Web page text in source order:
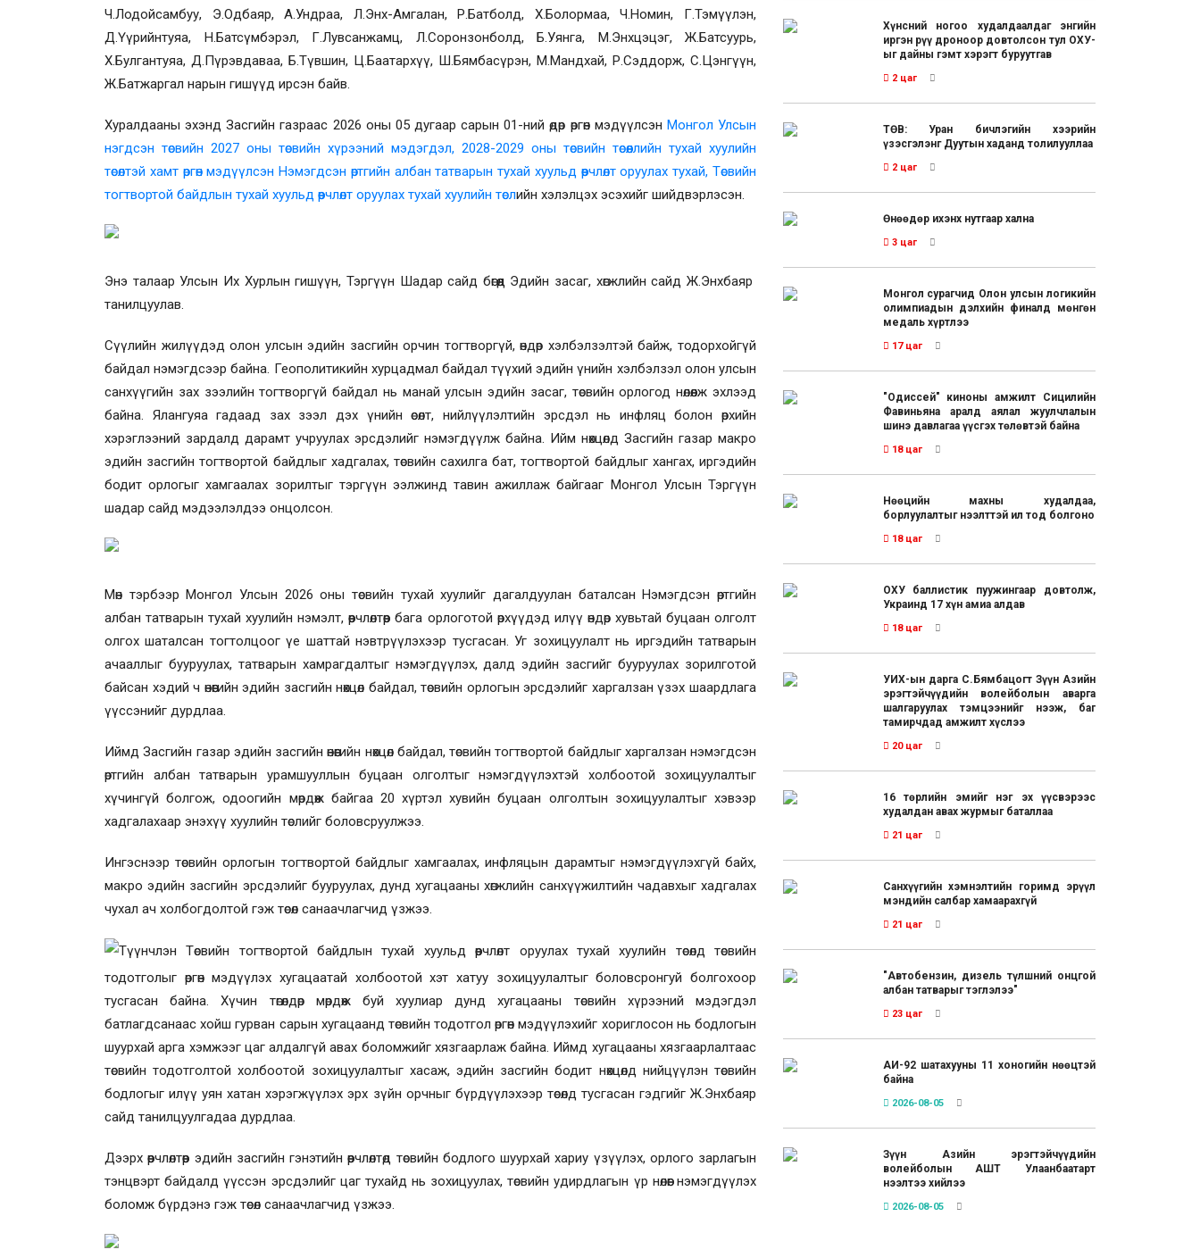
Ч.Лодойсамбуу, Э.Одбаяр, А.Ундраа, Л.Энх-Амгалан, Р.Батболд, Х.Болормаа, Ч.Номин, Г.Тэмүүлэн,
Д.Үүрийнтуяа, Н.Батсүмбэрэл, Г.Лувсанжамц, Л.Соронзонболд, Б.Уянга, М.Энхцэцэг, Ж.Батсуурь,
Х.Булгантуяа, Д.Пүрэвдаваа, Б.Түвшин, Ц.Баатархүү, Ш.Бямбасүрэн, М.Мандхай, Р.Сэддорж, С.Цэнгүүн,
Ж.Батжаргал нарын гишүүд ирсэн байв.
Хуралдааны эхэндЗасгийн газраас 2026 оны 05 дугаар сарын 01-ний өдөр өргөн мэдүүлсэн Монгол Улсын
нэгдсэн төсвийн 2027 оны төсвийн хүрээний мэдэгдэл, 2028-2029 оны төсвийн төсөөллийн тухай хуулийн
төсөлтэй хамт өргөн мэдүүлсэнНэмэгдсэн өртгийн албан татварын тухай хуульд өөрчлөлт оруулах тухай, Төсвийн
тогтвортой байдлын тухай хуульд өөрчлөлт оруулах тухай хуулийн төслийн хэлэлцэх эсэхийг шийдвэрлэсэн.
Энэ талаар Улсын Их Хурлын гишүүн, Тэргүүн Шадар сайд бөгөөд Эдийн засаг, хөгжлийн сайд Ж.Энхбаяр
танилцуулав.
Сүүлийн жилүүдэд олон улсын эдийн засгийн орчин тогтворгүй, өндөр хэлбэлзэлтэй байж, тодорхойгүй
байдал нэмэгдсээр байна. Геополитикийн хурцадмал байдал түүхий эдийн үнийн хэлбэлзэл олон улсын
санхүүгийн зах зээлийн тогтворгүй байдал нь манай улсын эдийн засаг, төсвийн орлогод нөлөөлж эхлээд
байна. Ялангуяа гадаад зах зээл дэх үнийн өсөлт, нийлүүлэлтийн эрсдэл нь инфляц болон өрхийн
хэрэглээний зардалд дарамт учруулах эрсдэлийг нэмэгдүүлж байна. Ийм нөхцөлд Засгийн газар макро
эдийн засгийн тогтвортой байдлыг хадгалах, төсвийн сахилга бат, тогтвортой байдлыг хангах, иргэдийн
бодит орлогыг хамгаалах зорилтыг тэргүүн ээлжинд тавин ажиллаж байгааг Монгол Улсын Тэргүүн
шадар сайд мэдээлэлдээ онцолсон.
Мөн тэрбээр Монгол Улсын 2026 оны төсвийн тухай хуулийг дагалдуулан баталсан Нэмэгдсэн өртгийн
албан татварын тухай хуулийн нэмэлт, өөрчлөлтөөр бага орлоготой өрхүүдэд илүү өндөр хувьтай буцаан олголт
олгох шаталсан тогтолцоог үе шаттай нэвтрүүлэхээр тусгасан. Уг зохицуулалт нь иргэдийн татварын
ачааллыг бууруулах, татварын хамрагдалтыг нэмэгдүүлэх, далд эдийн засгийг бууруулах зорилготой
байсан хэдий ч өнөөгийн эдийн засгийн нөхцөл байдал, төсвийн орлогын эрсдэлийг харгалзан үзэх шаардлага
үүссэнийг дурдлаа.
Иймд Засгийн газар эдийн засгийн өнөөгийн нөхцөл байдал, төсвийн тогтвортой байдлыг харгалзан нэмэгдсэн
өртгийн албан татварын урамшууллын буцаан олголтыг нэмэгдүүлэхтэй холбоотой зохицуулалтыг
хүчингүй болгож, одоогийн мөрдөж байгаа 20 хүртэл хувийн буцаан олголтын зохицуулалтыг хэвээр
хадгалахаар энэхүү хуулийн төслийг боловсруулжээ.
Ингэснээр төсвийн орлогын тогтвортой байдлыг хамгаалах, инфляцын дарамтыг нэмэгдүүлэхгүй байх,
макро эдийн засгийн эрсдэлийг бууруулах, дунд хугацааны хөгжлийн санхүүжилтийн чадавхыг хадгалах
чухал ач холбогдолтой гэж төсөл санаачлагчид үзжээ.
Түүнчлэн Төсвийн тогтвортой байдлын тухай хуульд өөрчлөлт оруулах тухай хуулийн төсөлд төсвийн
тодотголыг өргөн мэдүүлэх хугацаатай холбоотой хэт хатуу зохицуулалтыг боловсронгуй болгохоор
тусгасан байна. Хүчин төгөлдөр мөрдөж буй хуулиар дунд хугацааны төсвийн хүрээний мэдэгдэл
батлагдсанаас хойш гурван сарын хугацаанд төсвийн тодотгол өргөн мэдүүлэхийг хориглосон нь бодлогын
шуурхай арга хэмжээг цаг алдалгүй авах боломжийг хязгаарлаж байна. Иймд хугацааны хязгаарлалтаас
төсвийн тодотголтой холбоотой зохицуулалтыг хасаж, эдийн засгийн бодит нөхцөлд нийцүүлэн төсвийн
бодлогыг илүү уян хатан хэрэгжүүлэх эрх зүйн орчныг бүрдүүлэхээр төсөлд тусгасан гэдгийг Ж.Энхбаяр
сайд танилцуулгадаа дурдлаа.
Дээрх өөрчлөлтөөр эдийн засгийн гэнэтийн өөрчлөлтөд төсвийн бодлого шуурхай хариу үзүүлэх, орлого зарлагын
тэнцвэрт байдалд үүссэн эрсдэлийг цаг тухайд нь зохицуулах, төсвийн удирдлагын үр нөлөөг нэмэгдүүлэх
боломж бүрдэнэ гэж төсөл санаачлагчид үзжээ.
Хүнсний ногоо худалдаалдаг энгийн
иргэн рүү дроноор довтолсон тул ОХУ-
ыг дайны гэмт хэрэгт буруутгав
2 цаг
ТӨВ: Уран бичлэгийн хээрийн
үзэсгэлэнг Дуутын хаданд толилууллаа
2 цаг
Өнөөдөр ихэнх нутгаар хална
3 цаг
Монгол сурагчид Олон улсын логикийн
олимпиадын дэлхийн финалд мөнгөн
медаль хүртлээ
17 цаг
"Одиссей" киноны амжилт Сицилийн
Фавиньяна аралд аялал жуулчлалын
шинэ давлагаа үүсгэх төлөвтэй байна
18 цаг
Нөөцийн махны худалдаа,
борлуулалтыг нээлттэй ил тод болгоно
18 цаг
ОХУ баллистик пуужингаар довтолж,
Украинд 17 хүн амиа алдав
18 цаг
УИХ-ын дарга С.Бямбацогт Зүүн Азийн
эрэгтэйчүүдийн волейболын аварга
шалгаруулах тэмцээнийг нээж, баг
тамирчдад амжилт хүслээ
20 цаг
16 төрлийн эмийг нэг эх үүсвэрээс
худалдан авах журмыг баталлаа
21 цаг
Санхүүгийн хэмнэлтийн горимд эрүүл
мэндийн салбар хамаарахгүй
21 цаг
"Автобензин, дизель түлшний онцгой
албан татварыг тэглэлээ"
23 цаг
АИ-92 шатахууны 11 хоногийн нөөцтэй
байна
2026-08-05
Зүүн Азийн эрэгтэйчүүдийн
волейболын АШТ Улаанбаатарт
нээлтээ хийлээ
2026-08-05